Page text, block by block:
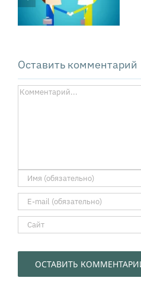
Оставить комментарий
Комментарий